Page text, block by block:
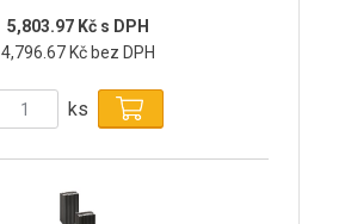
5,803.97 Kč s DPH
4,796.67 Kč bez DPH
ks